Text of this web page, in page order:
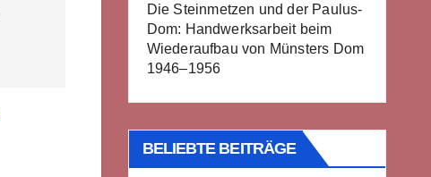
Die Steinmetzen und der Paulus-
Dom: Handwerksarbeit beim
Wiederaufbau von Münsters Dom
1946–1956
BELIEBTE BEITRÄGE